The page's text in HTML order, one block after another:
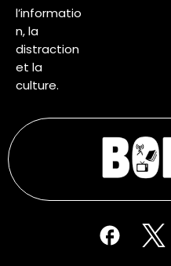
l’informatio
n, la
distraction
et la
culture.